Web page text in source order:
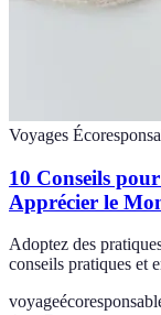
Voyages
10 Conseils
Apprécier le
Adoptez des
conseils pratiques et
voyage